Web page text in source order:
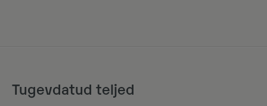
Tugevdatud teljed